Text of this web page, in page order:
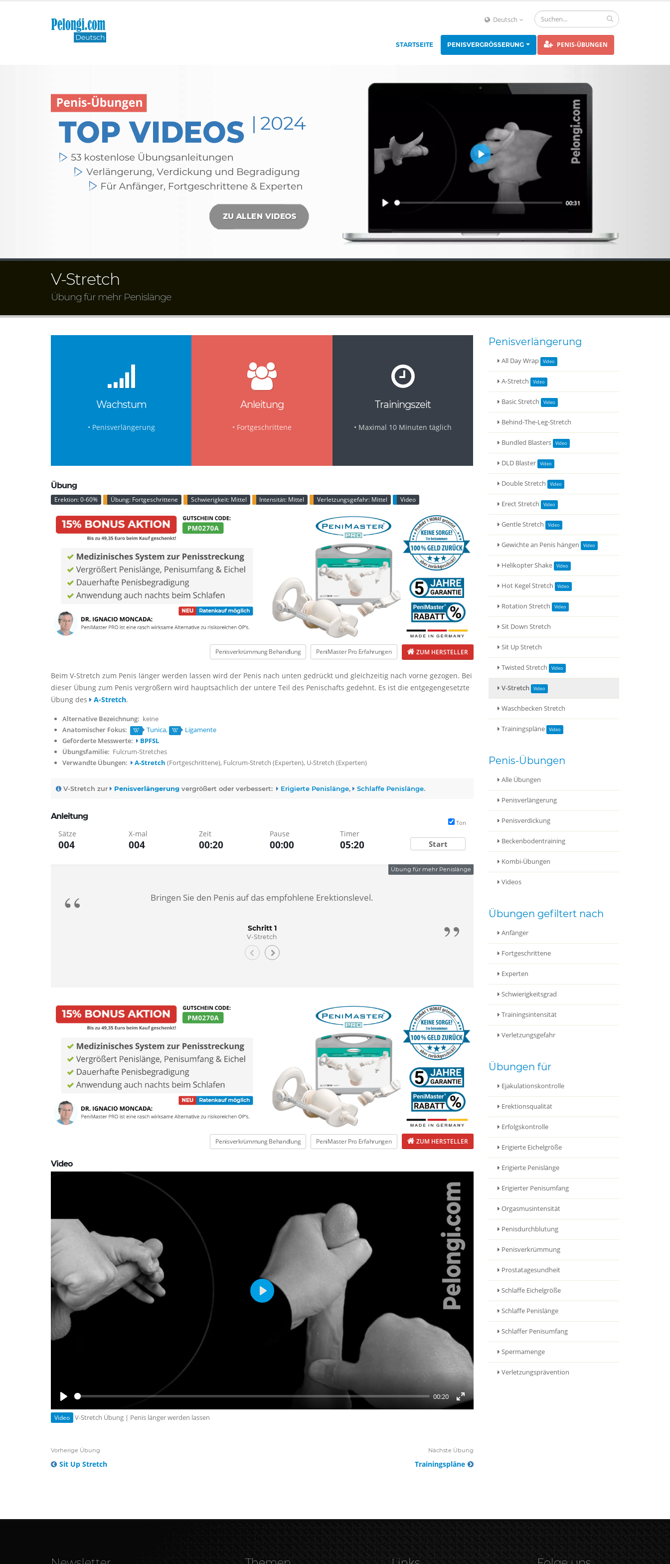
Deutsch
STARTSEITE PENISVERGRÖSSERUNG PENIS-ÜBUNGEN
V-Stretch
Übung für mehr Penislänge
Wachstum
• Penisverlängerung
Anleitung
• Fortgeschrittene
Trainingszeit
• Maximal 10 Minuten täglich
Übung
Erektion: 0-60% Übung: Fortgeschrittene Schwierigkeit: Mittel Intensität: Mittel Verletzungsgefahr: Mittel Video
Penisverkrümmung Behandlung PeniMaster Pro Erfahrungen ZUM HERSTELLER
Beim V-Stretch zum Penis länger werden lassen wird der Penis nach unten gedrückt und gleichzeitig nach vorne gezogen. Bei
dieser Übung zum Penis vergrößern wird hauptsächlich der untere Teil des Penischafts gedehnt. Es ist die entgegengesetzte
Übung des
A-Stretch.
Alternative Bezeichnung: keine
Anatomischer Fokus:
Tunica
Ligamente
Geförderte Messwerte:
BPFSL
Übungsfamilie: Fulcrum-Stretches
Verwandte Übungen:
A-Stretch (Fortgeschrittene) Fulcrum-Stretch (Experten) U-Stretch (Experten)
V-Stretch zur Penisverlängerung vergrößert oder verbessert: Erigierte Penislänge Schlaffe Penislänge
Anleitung
Ton
Sätze
004
X-mal
004
Zeit
00:20
Pause
00:00
Timer
05:20 Start
Übung für mehr Penislänge
Bringen Sie den Penis auf das empfohlene Erektionslevel.
Schritt 1
V-Stretch
Penisverkrümmung Behandlung PeniMaster Pro Erfahrungen ZUM HERSTELLER
Video
00:20
Play
Video V-Stretch Übung | Penis länger werden lassen
Vorherige Übung
Sit Up Stretch
Nächste Übung
Trainingspläne
Penisverlängerung
All Day Wrap
A-Stretch
Basic Stretch
Behind-The-Leg-Stretch
Bundled Blasters
DLD Blaster
Double Stretch
Erect Stretch
Gentle Stretch
Gewichte an Penis hängen
Helikopter Shake
Hot Kegel Stretch
Rotation Stretch
Sit Down Stretch
Sit Up Stretch
Twisted Stretch
V-Stretch
Waschbecken Stretch
Trainingspläne
Penis-Übungen
Alle Übungen
Penisverlängerung
Penisverdickung
Beckenbodentraining
Kombi-Übungen
Videos
Übungen gefiltert nach
Anfänger
Fortgeschrittene
Experten
Schwierigkeitsgrad
Trainingsintensität
Verletzungsgefahr
Übungen für
Ejakulationskontrolle
Erektionsqualität
Erfolgskontrolle
Erigierte Eichelgröße
Erigierte Penislänge
Erigierter Penisumfang
Orgasmusintensität
Penisdurchblutung
Penisverkrümmung
Prostatagesundheit
Schlaffe Eichelgröße
Schlaffe Penislänge
Schlaffer Penisumfang
Spermamenge
Verletzungsprävention